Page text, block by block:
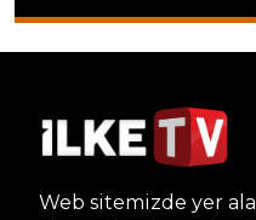
Web sitemizde yer